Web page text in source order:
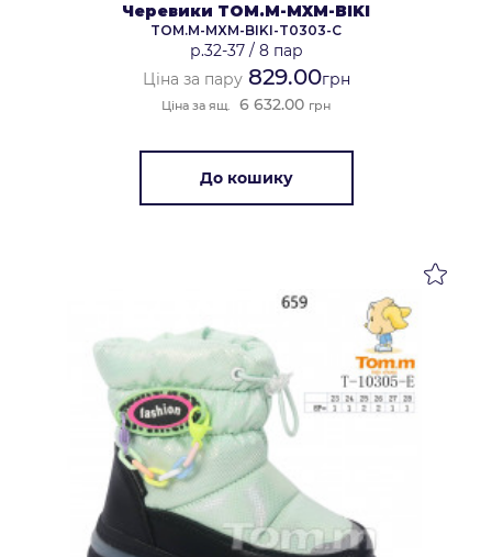
Черевики TOM.M-MXM-BIKI
TOM.M-MXM-BIKI-T0303-C
р.32-37/ 8 пар
Ціна за пару829.00грн
Ціна за ящ. 6 632.00 грн
До кошику